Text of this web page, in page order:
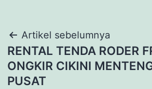
Navigasi
pos
Artikel sebelumnya
RENTAL TENDA RODER
ONGKIR CIKINI
PUSAT